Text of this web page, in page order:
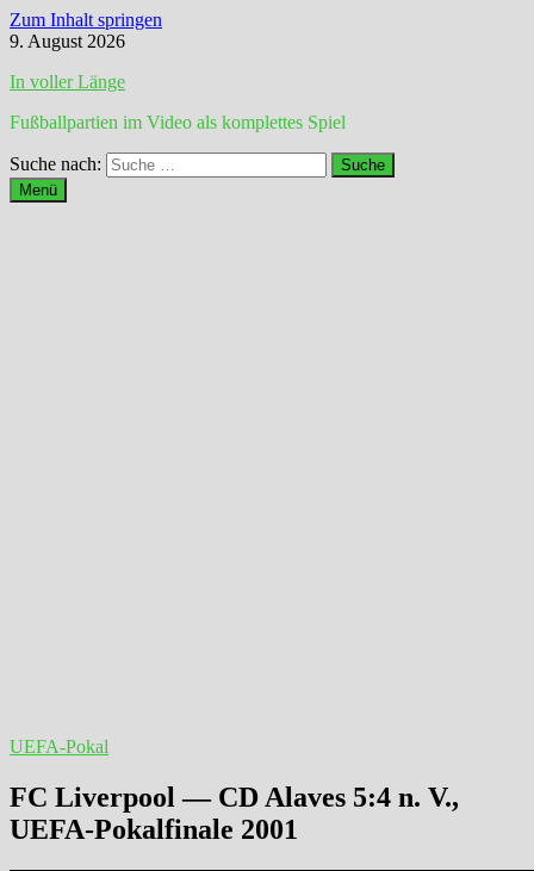
Zum Inhalt springen
9. August 2026
In voller Länge
Fußballpartien im Video als komplettes Spiel
Suche nach:
Menü
UEFA-Pokal
FC Liverpool — CD Alaves 5:4 n. V.,
UEFA-Pokalfinale 2001